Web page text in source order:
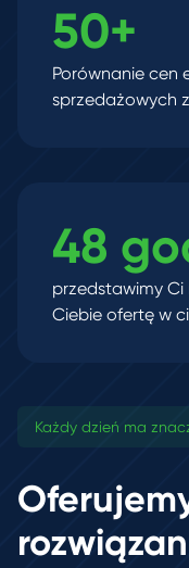
50+
Porównanie cen
sprzedażowych
48
przedstawimy
Ciebie ofertę w
Każdy dzień ma